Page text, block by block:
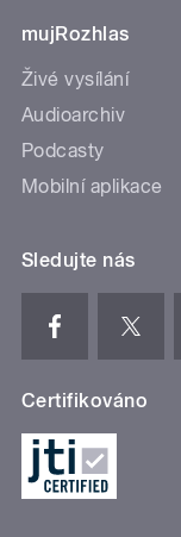
mujRozhlas
Živé vysílání
Audioarchiv
Podcasty
Mobilní aplikace
Sledujte nás
Certifikováno